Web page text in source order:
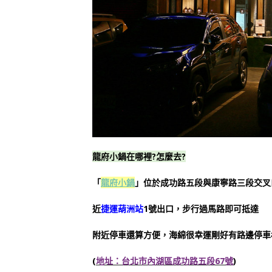
龍府小鍋在哪裡?怎麼去?
「龍府小鍋」位於成功路五段與康寧路三段交
近捷運葫洲站1號出口，步行過馬路即可抵達
附近停車還算方便，海綿很幸運剛好有路邊停
(地址：台北市內湖區成功路五段67號)